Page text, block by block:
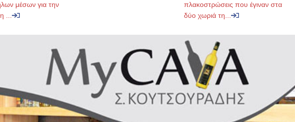
μέσων για την
...
πλακοστρώσεις που έγιναν στα
δύο χωριά τη...